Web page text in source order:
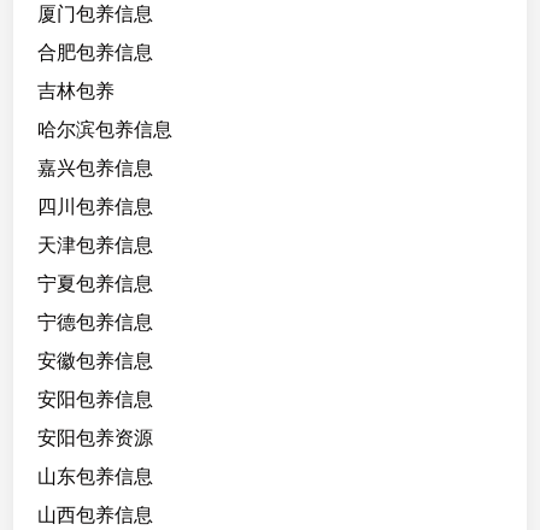
厦门包养信息
合肥包养信息
吉林包养
哈尔滨包养信息
嘉兴包养信息
四川包养信息
天津包养信息
宁夏包养信息
宁德包养信息
安徽包养信息
安阳包养信息
安阳包养资源
山东包养信息
山西包养信息